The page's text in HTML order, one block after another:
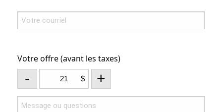
Votre offre (avant les taxes)
- $ +